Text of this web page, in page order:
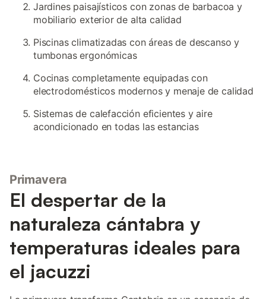
Jardines paisajísticos con zonas de barbacoa y
mobiliario exterior de alta calidad
Piscinas climatizadas con áreas de descanso y
tumbonas ergonómicas
Cocinas completamente equipadas con
electrodomésticos modernos y menaje de calidad
Sistemas de calefacción eficientes y aire
acondicionado en todas las estancias
Primavera
El despertar de la
naturaleza cántabra y
temperaturas ideales para
el jacuzzi